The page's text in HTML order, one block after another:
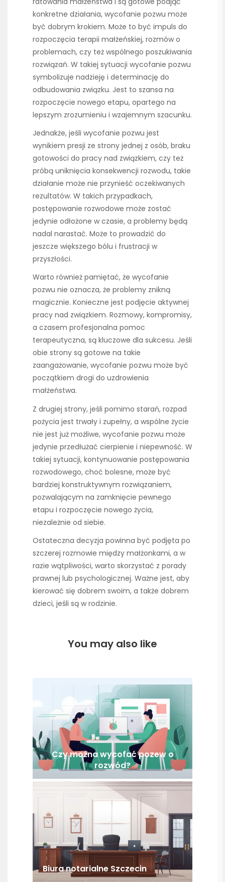
konkretne działania, wycofanie pozwu może
być dobrym krokiem. Może to być impuls do
rozpoczęcia terapii małżeńskiej, rozmów o
problemach, czy też wspólnego poszukiwania
rozwiązań. W takiej sytuacji wycofanie pozwu
symbolizuje nadzieję i determinację do
odbudowania związku. Jest to szansa na
rozpoczęcie nowego etapu, opartego na
lepszym zrozumieniu i wzajemnym szacunku.
Jednakże, jeśli wycofanie pozwu jest
wynikiem presji ze strony jednej z osób, braku
gotowości do pracy nad związkiem, czy też
próbą uniknięcia konsekwencji rozwodu, takie
działanie może nie przynieść oczekiwanych
rezultatów. W takich przypadkach,
postępowanie rozwodowe może zostać
jedynie odłożone w czasie, a problemy będą
nadal narastać. Może to prowadzić do
jeszcze większego bólu i frustracji w
przyszłości.
Warto również pamiętać, że wycofanie
pozwu nie oznacza, że problemy znikną
magicznie. Konieczne jest podjęcie aktywnej
pracy nad związkiem. Rozmowy, kompromisy,
a czasem profesjonalna pomoc
terapeutyczna, są kluczowe dla sukcesu. Jeśli
obie strony są gotowe na takie
zaangażowanie, wycofanie pozwu może być
początkiem drogi do uzdrowienia
małżeństwa.
Z drugiej strony, jeśli pomimo starań, rozpad
pożycia jest trwały i zupełny, a wspólne życie
nie jest już możliwe, wycofanie pozwu może
jedynie przedłużać cierpienie i niepewność. W
takiej sytuacji, kontynuowanie postępowania
rozwodowego, choć bolesne, może być
bardziej konstruktywnym rozwiązaniem,
pozwalającym na zamknięcie pewnego
etapu i rozpoczęcie nowego życia,
niezależnie od siebie.
Ostateczna decyzja powinna być podjęta po
szczerej rozmowie między małżonkami, a w
razie wątpliwości, warto skorzystać z porady
prawnej lub psychologicznej. Ważne jest, aby
kierować się dobrem swoim, a także dobrem
dzieci, jeśli są w rodzinie.
You may also like
Czy można wycofać pozew o
rozwód?
Biura notarialne Szczecin